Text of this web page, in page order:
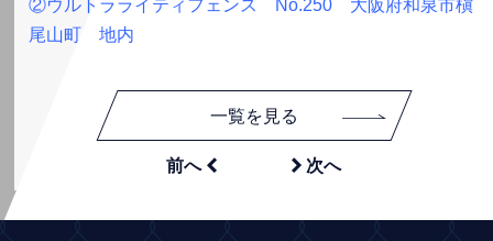
②ウルトラライティフェンス No.250 大阪府和泉市槇
尾山町 地内
一覧を見る
前へ   次へ